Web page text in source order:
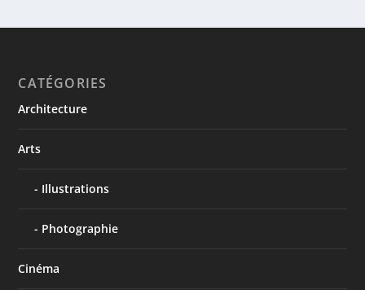
CATÉGORIES
Architecture
Arts
Illustrations
Photographie
Cinéma